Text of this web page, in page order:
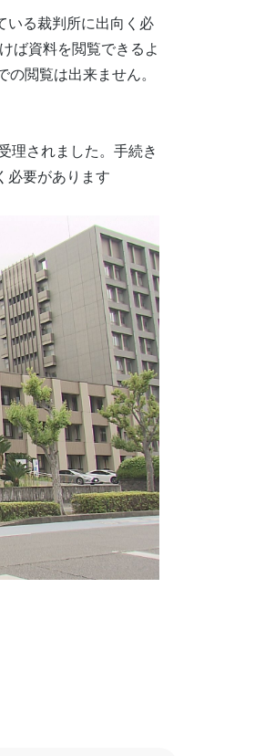
いる裁判所に出向く必
ば資料を閲覧できるよ
閲覧は出来ません。
理されました。手続き
必要があります